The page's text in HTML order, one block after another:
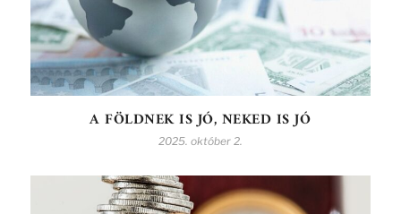
A FÖLDNEK IS JÓ, NEKED IS JÓ
2025. október 2.